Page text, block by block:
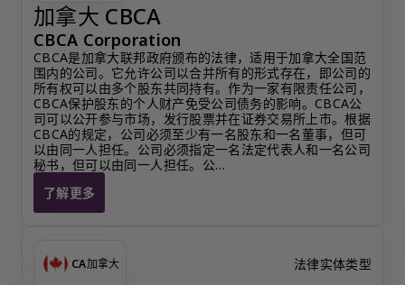
加拿大 CBCA
CBCA Corporation
CBCA是加拿大联邦政府颁布的法律，适用于加拿大全国范
围内的公司。它允许公司以合并所有的形式存在，即公司的
所有权可以由多个股东共同持有。作为一家有限责任公司，
CBCA保护股东的个人财产免受公司债务的影响。CBCA公
司可以公开参与市场，发行股票并在证券交易所上市。根据
CBCA的规定，公司必须至少有一名股东和一名董事，但可
以由同一人担任。公司必须指定一名法定代表人和一名公司
秘书，但可以由同一人担任。公…
了解更多
加拿大 CBCA
CA加拿大 法律实体类型